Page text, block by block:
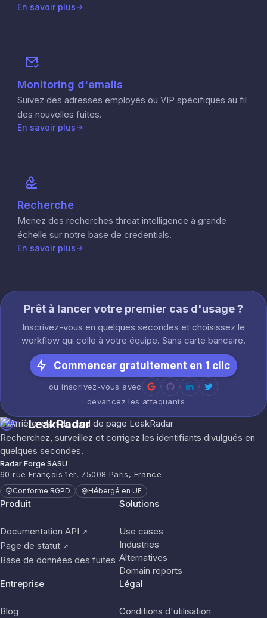
En savoir plus
Monitoring d'emails
Suivez des adresses employés ou VIP spécifiques au fil
des nouvelles fuites.
En savoir plus
Recherche
Menez des recherches threat intelligence à grande
échelle sur notre base de credentials.
En savoir plus
Prêt à lancer votre premier cas d'usage ?
Inscrivez-vous en quelques secondes et choisissez le
workflow qui colle à votre équipe. Sans carte bancaire.
Commencer gratuitement en 1 clic
ou inscrivez-vous avec
· devancez les attaquants
LeakRadar
Recherchez, surveillez et corrigez les identifiants divulgués en
quelques secondes.
Radar Forge SASU
60 rue François 1er, 75008 Paris, France
Conforme RGPD Hébergé en UE
Produit
Documentation API ↗
Page de statut ↗
Base de données des fuites
Solutions
Use cases
Industries
Alternatives
Domain reports
Entreprise
Blog
Légal
Conditions d'utilisation